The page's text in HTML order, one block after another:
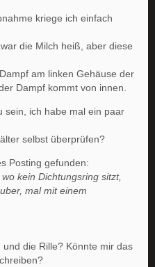
kriege ich einfach
die Milch heiß, aber diese
am linken Gehäuse der
Dampf kommt von innen.
sein, ich habe mal ein paar
selbst überprüfen?
Posting gefunden:
kein Dichtungsring sitzt,
mal mit einem
die Rille? Könnte mir das